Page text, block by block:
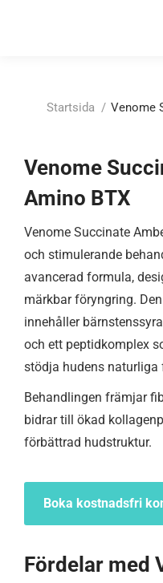
Du är här:
Startsida Venome
Venome
Amino BTX
Venome Succinate
och stimulerande
avancerad formula,
märkbar föryngring.
innehåller
och ett peptidkomplex
stödja hudens naturliga
Behandlingen främjar
bidrar till ökad
förbättrad hudstruktur.
Boka kostnadsfri
Fördelar med